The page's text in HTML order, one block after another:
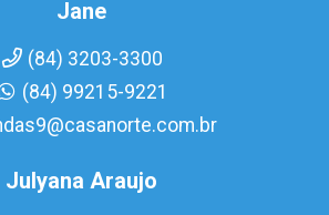
Jane
(84) 3203-3300
(84) 99215-9221
Julyana Araujo